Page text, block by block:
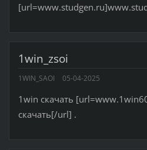
1win_zsoi
1WIN_SAOI 05-04-2025
1win скачать
скачать[/url] .